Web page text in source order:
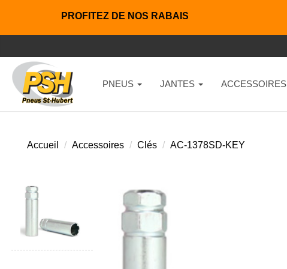
PROFITEZ DE NOS RABAIS
PNEUS JANTES ACCESSOIRES
Accueil Accessoires Clés AC-1378SD-KEY